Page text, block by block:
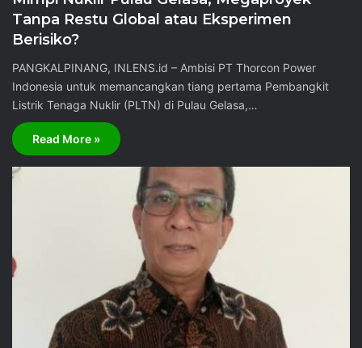
Tanpa Restu Global atau Eksperimen
Berisiko?
PANGKALPINANG, INLENS.id – Ambisi PT Thorcon Power
Indonesia untuk memancangkan tiang pertama Pembangkit
Listrik Tenaga Nuklir (PLTN) di Pulau Gelasa,…
Read More »